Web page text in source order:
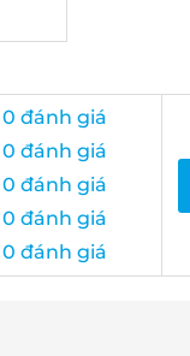
0 đánh giá
0 đánh giá
0 đánh giá
0 đánh giá
0 đánh giá